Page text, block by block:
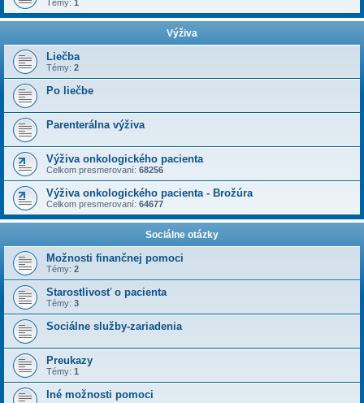
Témy: 1
Výživa
Liečba
Témy: 2
Po liečbe
Parenterálna výživa
Výživa onkologického pacienta
Celkom presmerovaní: 68256
Výživa onkologického pacienta - Brožúra
Celkom presmerovaní: 64677
Sociálne otázky
Možnosti finančnej pomoci
Témy: 2
Starostlivosť o pacienta
Témy: 3
Sociálne služby-zariadenia
Preukazy
Témy: 1
Iné možnosti pomoci